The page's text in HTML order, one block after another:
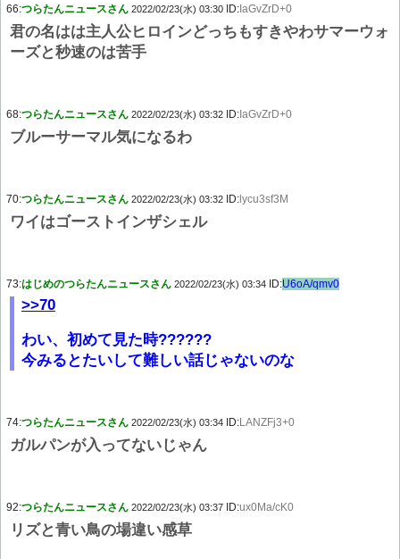
66:つらたんニュースさん 2022/02/23(水) 03:30 ID: IaGvZrD+0
君の名はは主人公ヒロインどっちもすきやわサマーウォ
ーズと秒速のは苦手
68:つらたんニュースさん 2022/02/23(水) 03:32 ID: IaGvZrD+0
ブルーサーマル気になるわ
70:つらたんニュースさん 2022/02/23(水) 03:32 ID: lycu3sf3M
ワイはゴーストインザシェル
73:はじめのつらたんニュースさん 2022/02/23(水) 03:34 ID:U6oA/qmv0
>>70
わい、初めて見た時??????
今みるとたいして難しい話じゃないのな
74:つらたんニュースさん 2022/02/23(水) 03:34 ID:LANZFj3+0
ガルパンが入ってないじゃん
92:つらたんニュースさん 2022/02/23(水) 03:37 ID:ux0Ma/cK0
リズと青い鳥の場違い感草